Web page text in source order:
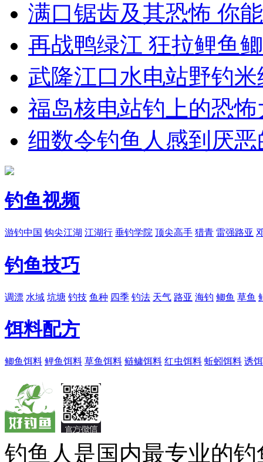
满口锯齿及其恐怖 你
再战鸭绿江 狂拉鲤鱼
武隆江口水电站野钓
福岛核电站钓上的恐
细数令钓鱼人感到厌
钓鱼视频
游钓中国 钩尖江湖 江湖行 垂钓学院 顶尖高手 猎青 雷强路亚
钓鱼技巧
调漂 水域 坑塘 钓技 鱼种 四季 钓法 天气 路亚 海钓 鲫鱼 草鱼
饵料配方
鲫鱼饵料 鲤鱼饵料 草鱼饵料 鲢鳙饵料 红虫饵料 蚯蚓饵料 诱
钓鱼人是国内最专业的